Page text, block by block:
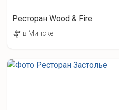
Ресторан Wood & Fire
в Минске